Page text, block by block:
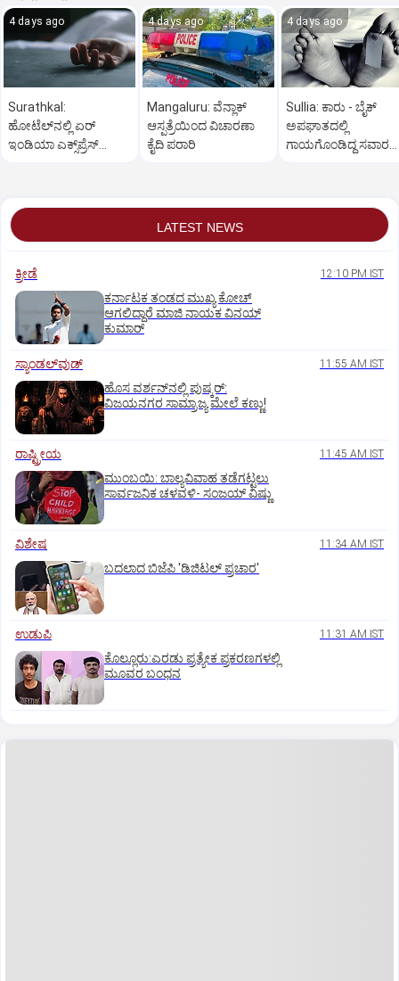
4 days ago
Surathkal:
ಹೋಟೆಲ್‌ನಲ್ಲಿ ಏರ್
ಇಂಡಿಯಾ ಎಕ್ಸ್‌ಪ್ರೆಸ್
4 days ago
Mangaluru: ವೆನ್ಲಾಕ್‌
ಆಸ್ಪತ್ರೆಯಿಂದ ವಿಚಾರಣಾ
ಕೈದಿ ಪರಾರಿ
4 days ago
Sullia: ಕಾರು - ಬೈಕ್
ಅಪಘಾತದಲ್ಲಿ
ಗಾಯಗೊಂಡಿದ್ದ ಸವಾರ
LATEST NEWS
ಕ್ರೀಡೆ 12:10 PM IST
ಕರ್ನಾಟಕ ತಂಡದ ಮುಖ್ಯ ಕೋಚ್‌
ಆಗಲಿದ್ದಾರೆ ಮಾಜಿ ನಾಯಕ ವಿನಯ್‌
ಕುಮಾರ್
ಸ್ಯಾಂಡಲ್‌ವುಡ್‌ 11:55 AM IST
ಹೊಸ ವರ್ಶನ್‌ನಲ್ಲಿ ಪುಷ್ಕರ್‌:
ವಿಜಯನಗರ ಸಾಮ್ರಾಜ್ಯ ಮೇಲೆ ಕಣ್ಣು!
ರಾಷ್ಟ್ರೀಯ 11:45 AM IST
ಮುಂಬಯಿ: ಬಾಲ್ಯವಿವಾಹ ತಡೆಗಟ್ಟಲು
ಸಾರ್ವಜನಿಕ ಚಳವಳಿ- ಸಂಜಯ್‌ ವಿಷ್ಣು
ವಿಶೇಷ 11:34 AM IST
ಬದಲಾದ ಬಿಜೆಪಿ 'ಡಿಜಿಟಲ್‌ ಪ್ರಚಾರ'
ಉಡುಪಿ 11:31 AM IST
ಕೊಲ್ಲೂರು:ಎರಡು ಪ್ರತ್ಯೇಕ ಪ್ರಕರಣಗಳಲ್ಲಿ
ಮೂವರ ಬಂಧನ